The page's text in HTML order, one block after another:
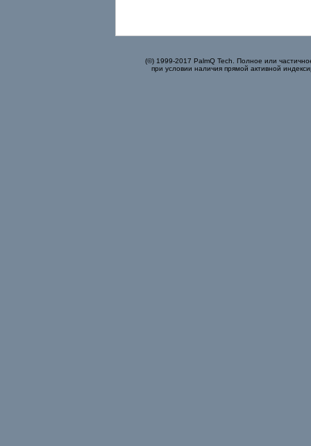
(©) 1999-2017 PalmQ Tech. Полное или
при условии наличия прямой активной